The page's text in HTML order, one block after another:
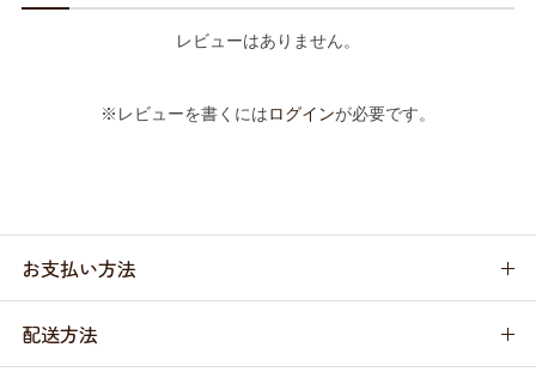
レビューはありません。
※レビューを書くにはログインが必要です。
お支払い方法
配送方法